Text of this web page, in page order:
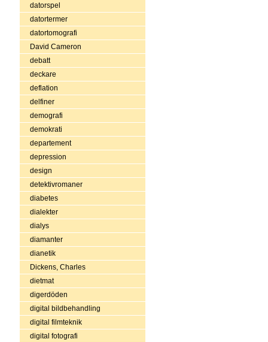
datorspel
datortermer
datortomografi
David Cameron
debatt
deckare
deflation
delfiner
demografi
demokrati
departement
depression
design
detektivromaner
diabetes
dialekter
dialys
diamanter
dianetik
Dickens, Charles
dietmat
digerdöden
digital bildbehandling
digital filmteknik
digital fotografi